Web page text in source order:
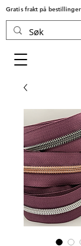
Gratis frakt på